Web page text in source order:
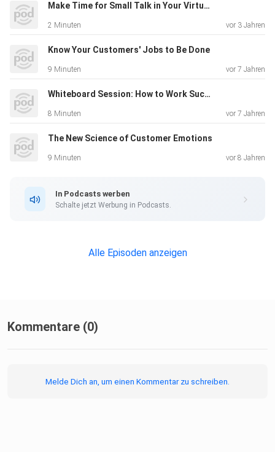
Make Time for Small Talk in Your Virtual Meetings
2 Minuten vor 3 Jahren
Know Your Customers' Jobs to Be Done
9 Minuten vor 7 Jahren
Whiteboard Session: How to Work Successfully Across Borders
8 Minuten vor 7 Jahren
The New Science of Customer Emotions
9 Minuten vor 8 Jahren
In Podcasts werben
Schalte jetzt Werbung in Podcasts.
Alle Episoden anzeigen
Kommentare (0)
Melde Dich an, um einen Kommentar zu schreiben.